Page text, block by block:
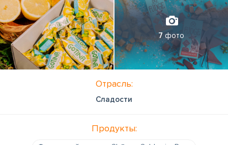
7 фото
Отрасль:
Сладости
Продукты: